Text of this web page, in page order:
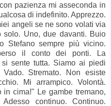
pazienza mi asseconda in
di indefinito. Apprezzo.
angeli se ne sono volati via
Uno, due davanti. Buio
Stefano sempre più vicino.
il conto dei ponti. La
sente tutta. Siamo ai piedi
Vado. Stremato. Non esiste
Mi arrampico. Volontà.
cima!" Le gambe tremano,
continuo. Continuo.